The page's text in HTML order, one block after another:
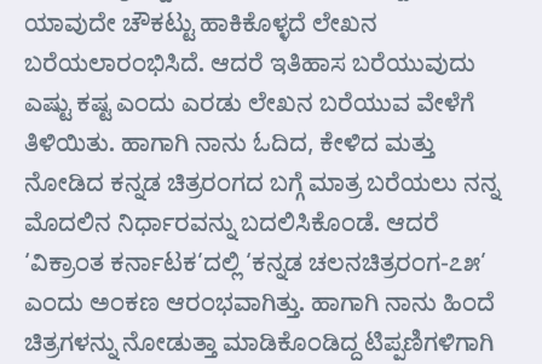
ಯಾವುದೇ ಚೌಕಟ್ಟು ಹಾಕಿಕೊಳ್ಳದೆ ಲೇಖನ
ಬರೆಯಲಾರಂಭಿಸಿದೆ. ಆದರೆ ಇತಿಹಾಸ ಬರೆಯುವುದು
ಎಷ್ಟು ಕಷ್ಟ ಎಂದು ಎರಡು ಲೇಖನ ಬರೆಯುವ ವೇಳೆಗೆ
ತಿಳಿಯಿತು. ಹಾಗಾಗಿ ನಾನು ಓದಿದ, ಕೇಳಿದ ಮತ್ತು
ನೋಡಿದ ಕನ್ನಡ ಚಿತ್ರರಂಗದ ಬಗ್ಗೆ ಮಾತ್ರ ಬರೆಯಲು ನನ್ನ
ಮೊದಲಿನ ನಿರ್ಧಾರವನ್ನು ಬದಲಿಸಿಕೊಂಡೆ. ಆದರೆ
‘ವಿಕ್ರಾಂತ ಕರ್ನಾಟಕ’ದಲ್ಲಿ ‘ಕನ್ನಡ ಚಲನಚಿತ್ರರಂಗ-೭೫’
ಎಂದು ಅಂಕಣ ಆರಂಭವಾಗಿತ್ತು. ಹಾಗಾಗಿ ನಾನು ಹಿಂದೆ
ಚಿತ್ರಗಳನ್ನು ನೋಡುತ್ತಾ ಮಾಡಿಕೊಂಡಿದ್ದ ಟಿಪ್ಪಣಿಗಳಿಗಾಗಿ